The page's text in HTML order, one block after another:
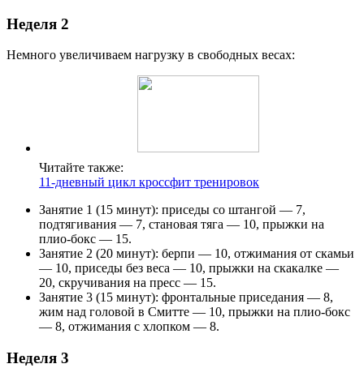
Неделя 2
Немного увеличиваем нагрузку в свободных весах:
Читайте также:
11-дневный цикл кроссфит тренировок
Занятие 1 (15 минут): приседы со штангой — 7,
подтягивания — 7, становая тяга — 10, прыжки на
плио-бокс — 15.
Занятие 2 (20 минут): берпи — 10, отжимания от скамьи
— 10, приседы без веса — 10, прыжки на скакалке —
20, скручивания на пресс — 15.
Занятие 3 (15 минут): фронтальные приседания — 8,
жим над головой в Смитте — 10, прыжки на плио-бокс
— 8, отжимания с хлопком — 8.
Неделя 3